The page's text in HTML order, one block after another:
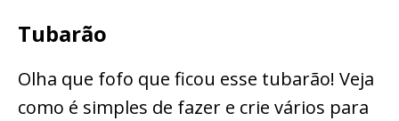
Tubarão
Olha que fofo que ficou esse tubarão! Veja
como é simples de fazer e crie vários para